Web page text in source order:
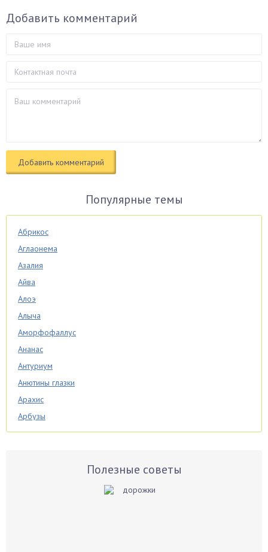
Добавить комментарий
Популярные темы
Абрикос
Аглаонема
Азалия
Айва
Алоэ
Алыча
Аморфофаллус
Ананас
Антуриум
Анютины глазки
Арахис
Арбузы
Аспарагус
Полезные советы